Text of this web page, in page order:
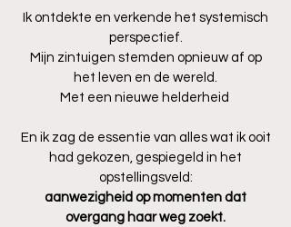
Ik ontdekte en verkende het systemisch
perspectief.
Mijn zintuigen stemden opnieuw af op
het leven en de wereld.
Met een nieuwe helderheid
En ik zag de essentie van alles wat ik ooit
had gekozen, gespiegeld in het
opstellingsveld:
aanwezigheid op momenten dat
overgang haar weg zoekt.